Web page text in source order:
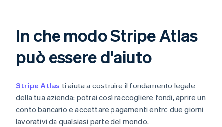
In che modo Stripe Atlas
può essere d'aiuto
Stripe Atlas ti aiuta a costruire il fondamento legale
della tua azienda: potrai così raccogliere fondi, aprire un
conto bancario e accettare pagamenti entro due giorni
lavorativi da qualsiasi parte del mondo.